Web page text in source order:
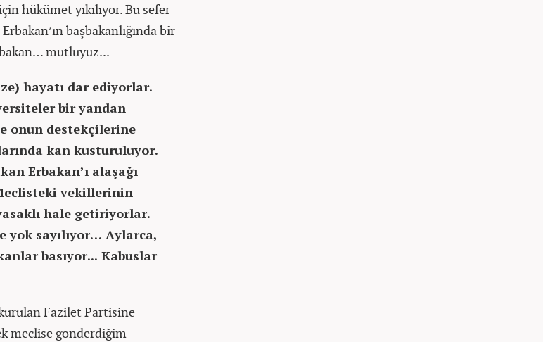
hükümet yıkılıyor. Bu sefer
başbakanlığında bir
mutluyuz...
hayatı dar ediyorlar.
bir yandan
onun destekçilerine
kan kusturuluyor.
Erbakan’ı alaşağı
vekillerinin
hale getiriyorlar.
yok sayılıyor… Aylarca,
basıyor... Kabuslar
Fazilet Partisine
meclise gönderdiğim